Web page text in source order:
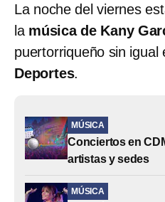
La noche del viernes
la música de Kany
puertorriqueño sin igual
Deportes.
MÚSICA
Conciertos en
artistas y sedes
MÚSICA